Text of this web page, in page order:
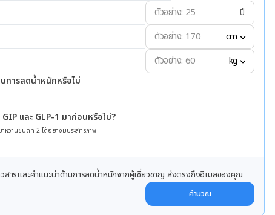
ปี
cm
kg
การลดน้ำหนักหรือไม่
และ GLP-1 มาก่อนหรือไม่?
หวานชนิดที่ 2 ได้อย่างมีประสิทธิภาพ
สารและคำแนะนำด้านการลดน้ำหนักจากผู้เชี่ยวชาญ ส่งตรงถึงอีเมลของคุณ
คำนวณ